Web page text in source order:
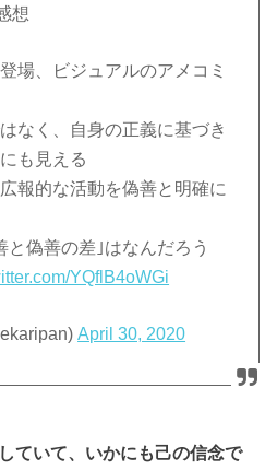
想
場、ビジュアルのアメコミ
なく、自身の正義に基づき
も見える
報的な活動を偽善と明確に
と偽善の差｣はなんだろう
YQflB4oWGi
April 30, 2020
ていて、いかにも己の信念で